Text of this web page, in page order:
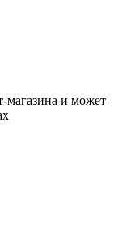
магазина и может